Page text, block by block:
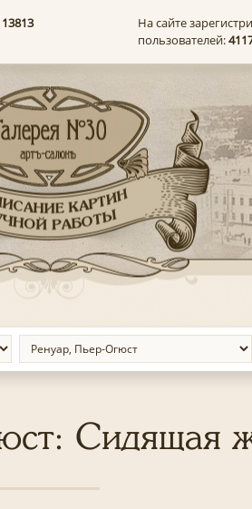
13813
На сайте
пользователей:
Сидящая